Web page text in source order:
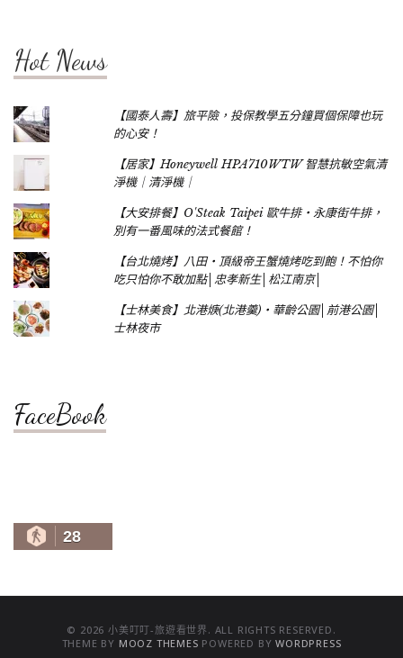
Hot News
【國泰人壽】旅平險，投保教學五分鐘買個保障也玩
的心安！
【居家】Honeywell HPA710WTW 智慧抗敏空氣清
淨機｜清淨機｜
【大安排餐】O'Steak Taipei 歐牛排‧永康街牛排，
別有一番風味的法式餐館！
【台北燒烤】八田‧頂級帝王蟹燒烤吃到飽！不怕你
吃只怕你不敢加點│忠孝新生│松江南京│
【士林美食】北港焿(北港羹)‧華齡公園│前港公園│
士林夜市
FaceBook
28
© 2026 小美叮叮-旅遊看世界. ALL RIGHTS RESERVED.
THEME BY MOOZ THEMES POWERED BYWORDPRESS